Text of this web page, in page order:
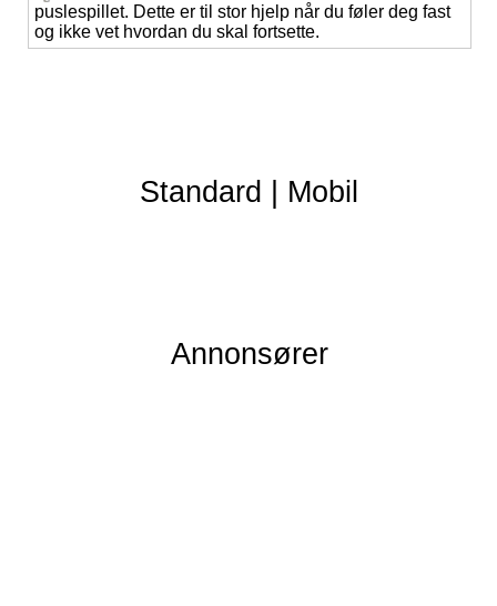
puslespillet. Dette er til stor hjelp når du føler deg fast
og ikke vet hvordan du skal fortsette.
Standard Mobil
Annonsører